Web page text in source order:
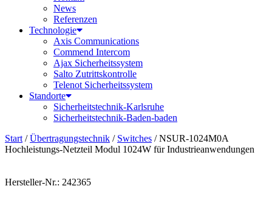
News
Referenzen
Technologie
Axis Communications
Commend Intercom
Ajax Sicherheitssystem​
Salto Zutrittskontrolle
Telenot Sicherheitssystem
Standorte
Sicherheitstechnik-Karlsruhe
Sicherheitstechnik-Baden-baden
Start /Übertragungstechnik / Switches / NSUR-1024M0A
Hochleistungs-Netzteil Modul 1024W für Industrieanwendungen
Hersteller-Nr.: 242365